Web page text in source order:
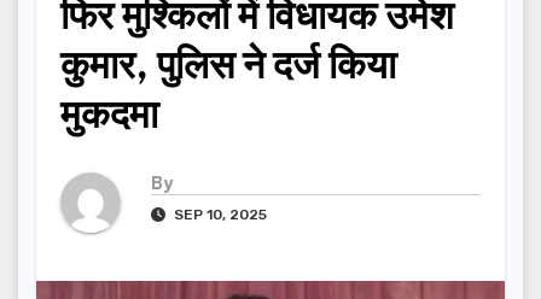
फिर मुश्किलों में विधायक उमेश
कुमार, पुलिस ने दर्ज किया
मुकदमा
By
SEP 10, 2025